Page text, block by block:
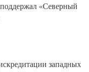
«Северный
западных